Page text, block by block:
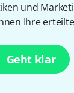
und
Ihre
Geht klar